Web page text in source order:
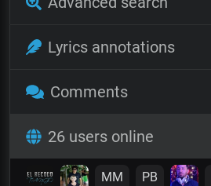
Lyrics annotations
Comments
26 users online
MM PB